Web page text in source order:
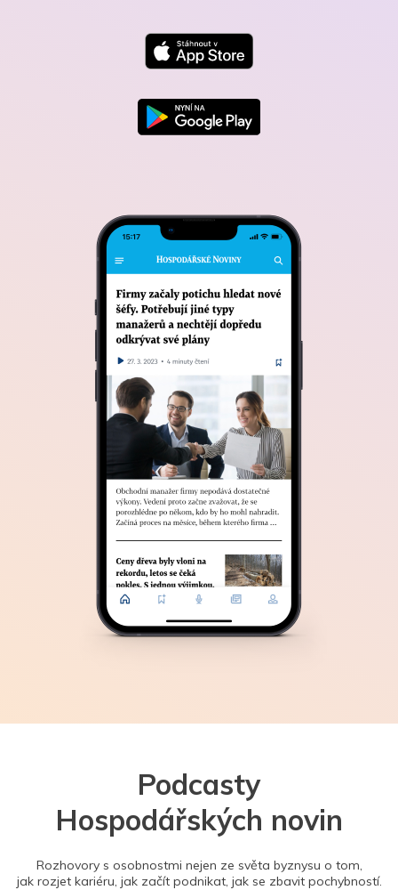
Podcasty
Hospodářských novin
Rozhovory s osobnostmi nejen ze světa byznysu o tom,
jak rozjet kariéru, jak začít podnikat, jak se zbavit pochybností.